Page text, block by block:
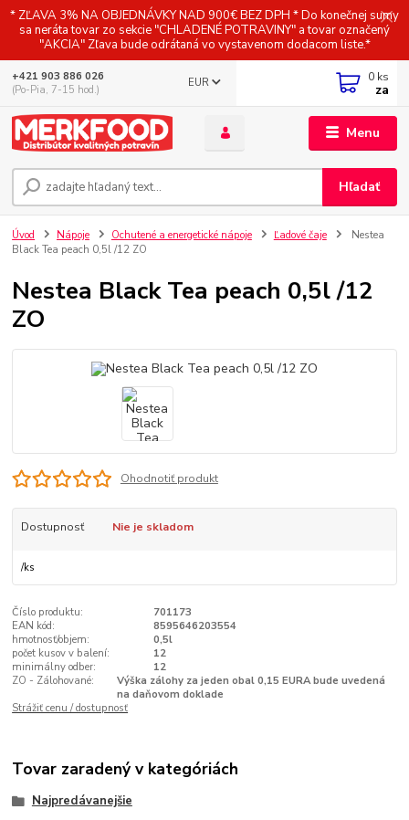
* ZĽAVA 3% NA OBJEDNÁVKY NAD 900€ BEZ DPH * Do konečnej sumy
sa neráta tovar zo sekcie "CHLADENÉ POTRAVINY" a tovar označený
"AKCIA" Zľava bude odrátaná vo vystavenom dodacom liste.*
Menu
EUR
Hľadať
+421 903 886 026
(Po-Pia, 7-15 hod.)
0 ks
za
Úvod Nápoje Ochutené a energetické nápoje Ľadové čaje
Nestea
Black Tea peach 0,5l /12 ZO
Nestea Black Tea peach 0,5l /12
ZO
Ohodnotiť produkt
Dostupnosť Nie je skladom
/ks
Číslo produktu:
701173
EAN kód:
8595646203554
hmotnosť/objem:
0,5l
počet kusov v balení:
12
minimálny odber:
12
ZO - Zálohované:
Výška zálohy za jeden obal 0,15 EURA bude uvedená
na daňovom doklade
Strážiť cenu / dostupnosť
Tovar zaradený v kategóriách
Najpredávanejšie